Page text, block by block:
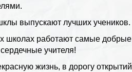
выпускают лучших учеников.
школах работают самые
учителя!
жизнь, в дорогу открытий